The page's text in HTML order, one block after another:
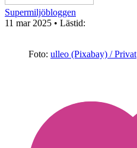
Supermiljöbloggen
11 mar 2025 • Lästid:
Foto: ulleo (Pixabay) / Privat